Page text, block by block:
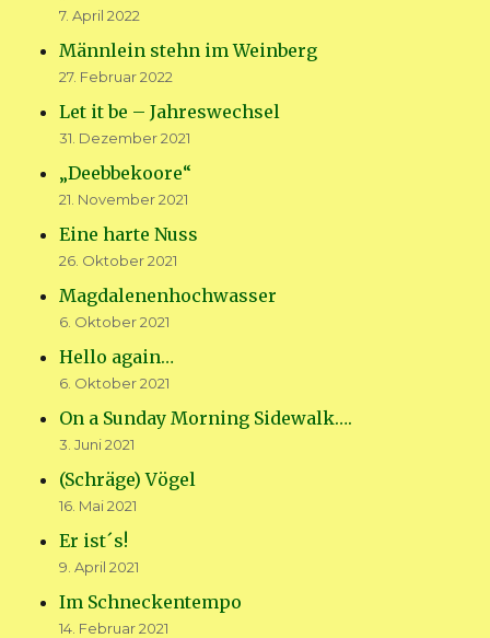
7. April 2022
Männlein stehn im Weinberg
27. Februar 2022
Let it be – Jahreswechsel
31. Dezember 2021
„Deebbekoore“
21. November 2021
Eine harte Nuss
26. Oktober 2021
Magdalenenhochwasser
6. Oktober 2021
Hello again…
6. Oktober 2021
On a Sunday Morning Sidewalk….
3. Juni 2021
(Schräge) Vögel
16. Mai 2021
Er ist´s!
9. April 2021
Im Schneckentempo
14. Februar 2021